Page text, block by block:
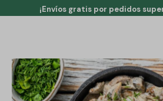
¡Envíos gratis por pedidos